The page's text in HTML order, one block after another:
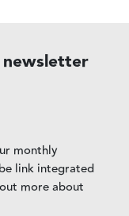
monthly
link integrated
more about